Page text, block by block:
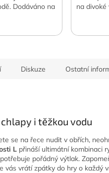
Dodáváno na
na divoké
Diskuze Ostatní
i těžkou vodu
se na řece nudit v obřích,
L přináší ultimátní kombinaci
pořádný výtlak.
vás vrátí zpátky do hry o každý